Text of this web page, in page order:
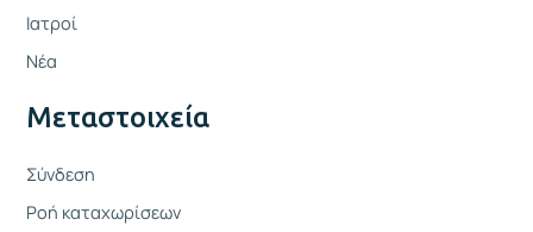
Ιατροί
Νέα
Μεταστοιχεία
Σύνδεση
Ροή καταχωρίσεων